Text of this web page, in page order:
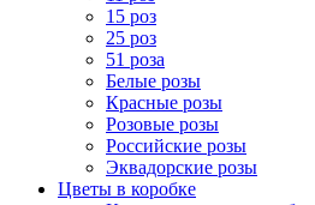
15 роз
25 роз
51 роза
Белые розы
Красные розы
Розовые розы
Российские розы
Эквадорские розы
Цветы в коробке